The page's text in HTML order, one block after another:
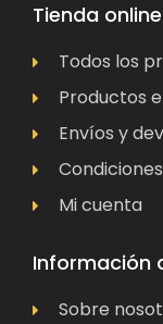
Tienda online
Todos los
Productos
Envíos y
Mi cuenta
Información
Sobre